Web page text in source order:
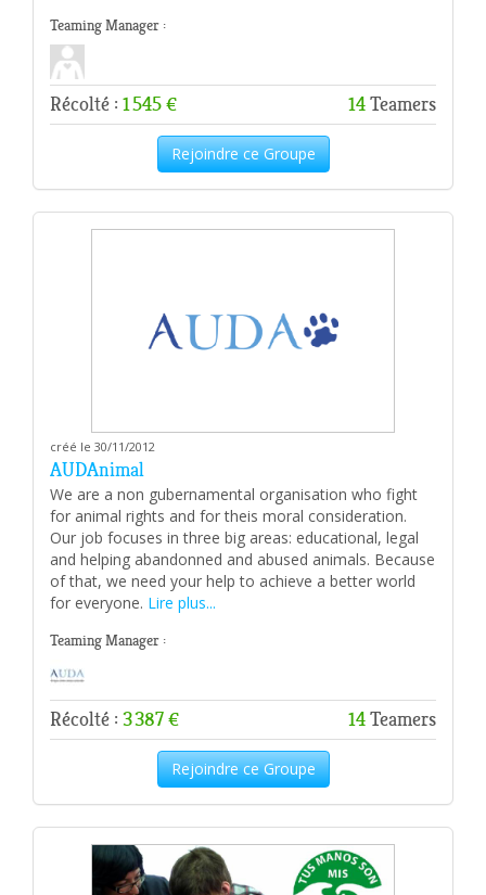
Teaming Manager :
Récolté : 1 545 € 14Teamers
Rejoindre ce Groupe
créé le 30/11/2012
AUDAnimal
We are a non gubernamental organisation who fight
for animal rights and for theis moral consideration.
Our job focuses in three big areas: educational, legal
and helping abandonned and abused animals. Because
of that, we need your help to achieve a better world
for everyone. Lire plus...
Teaming Manager :
Récolté : 3 387 € 14Teamers
Rejoindre ce Groupe